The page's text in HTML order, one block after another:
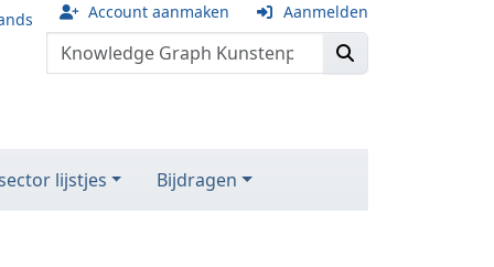
Account aanmaken Aanmelden
lijstjes Bijdragen